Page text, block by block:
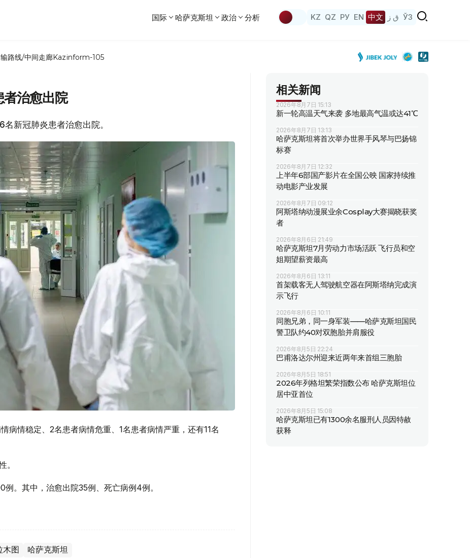
国际 哈萨克斯坦 政治 分析 KZ QZ РУ EN 中文 ق ز ЎЗ
路线/中间走廊Kazinform-105
者治愈出院
新冠肺炎患者治愈出院。
病情稳定、2名患者病情危重、1名患者病情严重，还有11名
。
。其中，治愈出院35例、死亡病例4例。
木图 哈萨克斯坦
相关新闻
2026年8月7日 15:13
新一轮高温天气来袭 多地最高气温或达41℃
2026年8月7日 13:13
哈萨克斯坦将首次举办世界手风琴与巴扬锦
标赛
2026年8月7日 12:32
上半年6部国产影片在全国公映 国家持续推
动电影产业发展
2026年8月7日 09:12
阿斯塔纳动漫展业余Cosplay大赛揭晓获奖
者
2026年8月6日 21:49
哈萨克斯坦7月劳动力市场活跃 飞行员和空
姐期望薪资最高
2026年8月6日 13:11
首架载客无人驾驶航空器在阿斯塔纳完成演
示飞行
2026年8月6日 10:11
同胞兄弟，同一身军装——哈萨克斯坦国民
警卫队约40对双胞胎并肩服役
2026年8月5日 22:24
巴甫洛达尔州迎来近两年来首组三胞胎
2026年8月5日 18:51
2026年列格坦繁荣指数公布 哈萨克斯坦位
居中亚首位
2026年8月5日 15:08
哈萨克斯坦已有1300余名服刑人员因特赦
获释